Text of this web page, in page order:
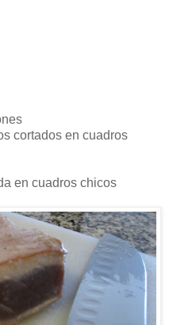
cortados en cuadros
en cuadros chicos